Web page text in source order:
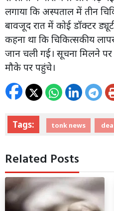
लगाया कि अस्पताल में तीन
बावजूद रात में कोई डॉक्टर
कहना था कि चिकित्सकीय
जान चली गई। सूचना मिलने
मौके पर पहुंचे।
Tags: tonk news
Related Posts